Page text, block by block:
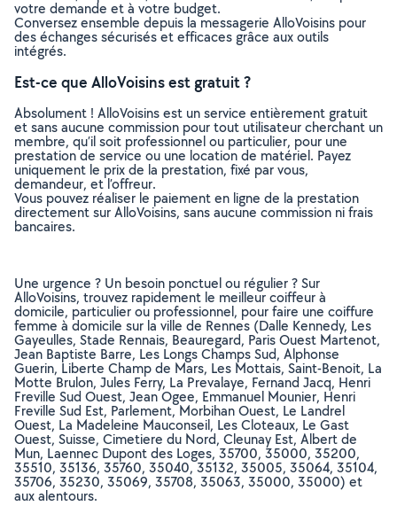
votre demande et à votre budget.
Conversez ensemble depuis la messagerie AlloVoisins pour
des échanges sécurisés et efficaces grâce aux outils
intégrés.
Est-ce que AlloVoisins est gratuit ?
Absolument ! AlloVoisins est un service entièrement gratuit
et sans aucune commission pour tout utilisateur cherchant un
membre, qu’il soit professionnel ou particulier, pour une
prestation de service ou une location de matériel. Payez
uniquement le prix de la prestation, fixé par vous,
demandeur, et l’offreur.
Vous pouvez réaliser le paiement en ligne de la prestation
directement sur AlloVoisins, sans aucune commission ni frais
bancaires.
Une urgence ? Un besoin ponctuel ou régulier ? Sur
AlloVoisins, trouvez rapidement le meilleur coiffeur à
domicile, particulier ou professionnel, pour faire une coiffure
femme à domicile sur la ville de Rennes (Dalle Kennedy, Les
Gayeulles, Stade Rennais, Beauregard, Paris Ouest Martenot,
Jean Baptiste Barre, Les Longs Champs Sud, Alphonse
Guerin, Liberte Champ de Mars, Les Mottais, Saint-Benoit, La
Motte Brulon, Jules Ferry, La Prevalaye, Fernand Jacq, Henri
Freville Sud Ouest, Jean Ogee, Emmanuel Mounier, Henri
Freville Sud Est, Parlement, Morbihan Ouest, Le Landrel
Ouest, La Madeleine Mauconseil, Les Cloteaux, Le Gast
Ouest, Suisse, Cimetiere du Nord, Cleunay Est, Albert de
Mun, Laennec Dupont des Loges, 35700, 35000, 35200,
35510, 35136, 35760, 35040, 35132, 35005, 35064, 35104,
35706, 35230, 35069, 35708, 35063, 35000, 35000) et
aux alentours.